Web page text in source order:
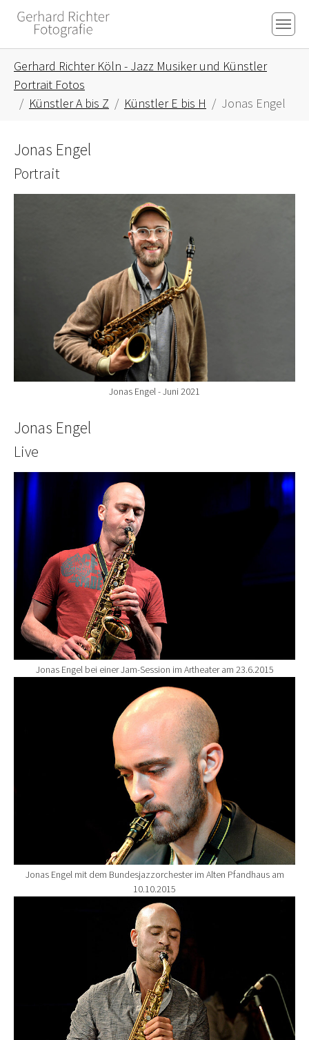
Skip to main content
Skip to page footer
Gerhard Richter Köln - Jazz Musiker und Künstler
Portrait Fotos
Künstler A bis Z
Künstler E bis H Jonas Engel
Jonas Engel
Portrait
Jonas Engel - Juni 2021
Jonas Engel
Live
Show larger version for:
Jonas Engel bei einer Jam-Session im Artheater am 23.6.2015
Jonas Engel mit dem Bundesjazzorchester im Alten Pfandhaus am
10.10.2015